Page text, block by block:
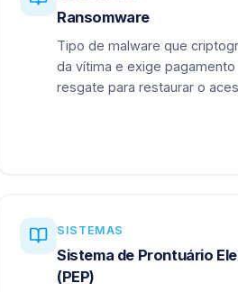
Ransomware
Tipo de malware que
da vítima e exige pagamento
resgate para restaurar o
SISTEMAS
Sistema de Prontuário
(PEP)